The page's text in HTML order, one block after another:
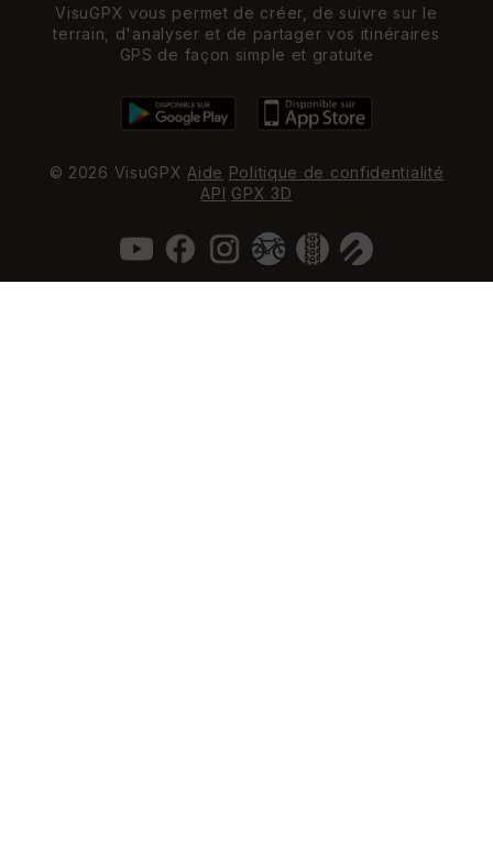
VisuGPX vous permet de créer, de suivre sur le
terrain, d'analyser et de partager vos itinéraires
GPS de façon simple et gratuite
© 2026 VisuGPX Aide Politique de confidentialité
API GPX 3D